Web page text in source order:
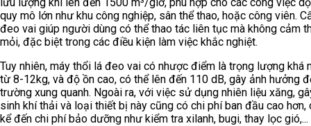
quy mô lớn như khu công nghiệp, sân thể thao, hoặc công viên.
đeo vai giúp người dùng có thể thao tác liên tục mà không cảm
mỏi, đặc biệt trong các điều kiện làm việc khắc nghiệt.
Tuy nhiên, máy thổi lá đeo vai có nhược điểm là trọng lượng khá
từ 8-12kg, và độ ồn cao, có thể lên đến 110 dB, gây ảnh hưởng
trường xung quanh. Ngoài ra, với việc sử dụng nhiên liệu xăng,
sinh khí thải và loại thiết bị này cũng có chi phí ban đầu cao hơn,
kể đến chi phí bảo dưỡng như kiểm tra xilanh, bugi, thay lọc gió,...